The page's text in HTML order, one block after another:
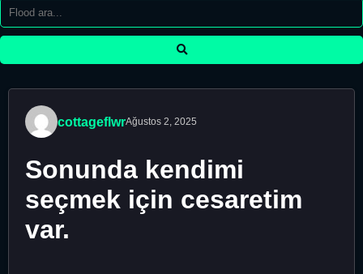
cottageflwrAğustos 2, 2025
Sonunda kendimi
seçmek için cesaretim
var.